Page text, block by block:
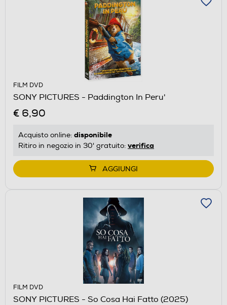
FILM DVD
SONY PICTURES - Paddington In Peru'
€ 6,90
Acquisto online: disponibile
Ritiro in negozio in 30' gratuito: verifica
AGGIUNGI
FILM DVD
SONY PICTURES - So Cosa Hai Fatto (2025)